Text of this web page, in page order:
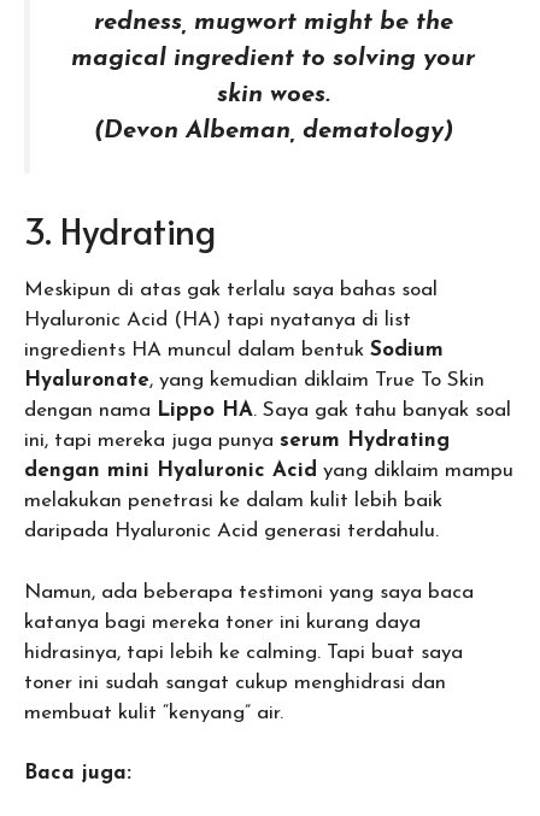
redness, mugwort might be the
magical ingredient to solving your
skin woes.
(Devon Albeman, dematology)
3. Hydrating
Meskipun di atas gak terlalu saya bahas soal
Hyaluronic Acid (HA) tapi nyatanya di list
ingredients HA muncul dalam bentuk Sodium
Hyaluronate, yang kemudian diklaim True To Skin
dengan nama Lippo HA. Saya gak tahu banyak soal
ini, tapi mereka juga punya serum Hydrating
dengan mini Hyaluronic Acid yang diklaim mampu
melakukan penetrasi ke dalam kulit lebih baik
daripada Hyaluronic Acid generasi terdahulu.
Namun, ada beberapa testimoni yang saya baca
katanya bagi mereka toner ini kurang daya
hidrasinya, tapi lebih ke calming. Tapi buat saya
toner ini sudah sangat cukup menghidrasi dan
membuat kulit “kenyang” air.
Baca juga: